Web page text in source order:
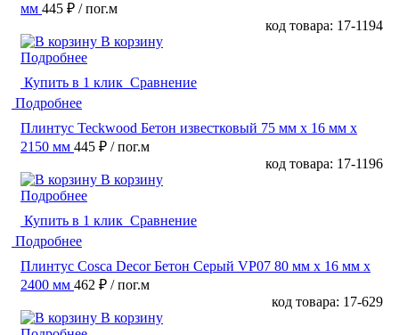
мм 445 ₽ / пог.м
код товара: 17-1194
В корзину
Подробнее
Купить в 1 клик Сравнение
Подробнее
Плинтус Teckwood Бетон известковый 75 мм х 16 мм х
2150 мм 445 ₽ / пог.м
код товара: 17-1196
В корзину
Подробнее
Купить в 1 клик Сравнение
Подробнее
Плинтус Cosca Decor Бетон Серый VP07 80 мм х 16 мм х
2400 мм 462 ₽ / пог.м
код товара: 17-629
В корзину